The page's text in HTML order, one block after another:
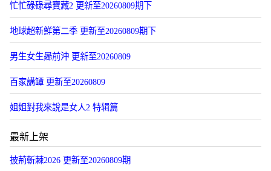
忙忙碌碌尋寶藏2 更新至20260809期下
地球超新鮮第二季 更新至20260809期下
男生女生曏前沖 更新至20260809
百家講罈 更新至20260809
姐姐對我來說是女人2 特辑篇
最新上架
披荊斬棘2026 更新至20260809期